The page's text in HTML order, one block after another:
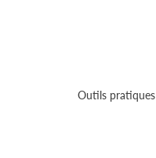
Outils pratiques